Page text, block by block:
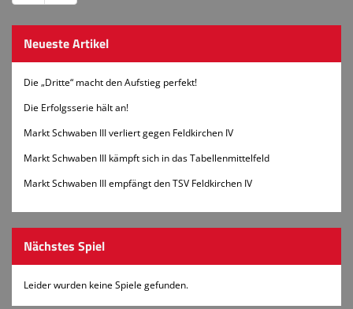
Neueste Artikel
Die „Dritte“ macht den Aufstieg perfekt!
Die Erfolgsserie hält an!
Markt Schwaben III verliert gegen Feldkirchen IV
Markt Schwaben III kämpft sich in das Tabellenmittelfeld
Markt Schwaben III empfängt den TSV Feldkirchen IV
Nächstes Spiel
Leider wurden keine Spiele gefunden.